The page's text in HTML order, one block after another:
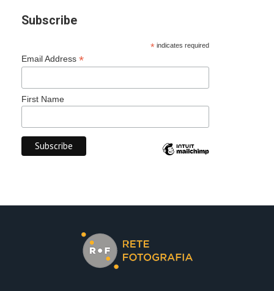
Subscribe
* indicates required
Email Address *
First Name